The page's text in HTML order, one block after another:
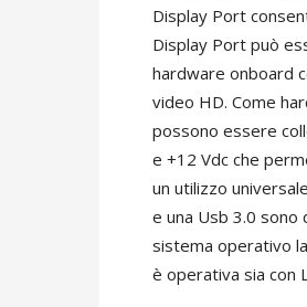
Display Port
Display Port può
hardware onboard
video HD. Come
possono essere
e +12 Vdc che
un utilizzo
e una Usb 3.0 sono
sistema operativo
è operativa sia con